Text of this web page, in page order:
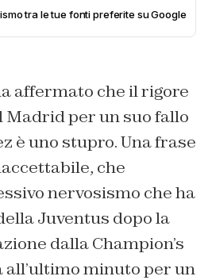
tra le tue fonti preferite su Google
affermato che il rigore
Madrid per un suo fallo
è uno stupro. Una frase
che
nervosismo che ha
Juventus dopo la
dalla Champion’s
minuto per un